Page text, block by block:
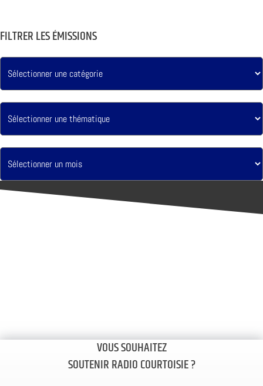
FILTRER LES ÉMISSIONS
VOUS SOUHAITEZ
SOUTENIR RADIO COURTOISIE ?